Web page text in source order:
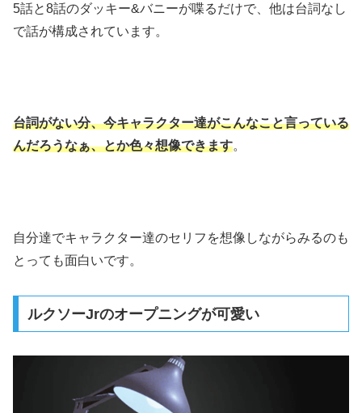
5話と8話のダッキー&バニーが喋るだけで、他は台詞なし
で話が構成されています。
台詞がない分、今キャラクター達がこんなこと言っている
んだろうなぁ、とか色々想像できます。
自分達でキャラクター達のセリフを想像しながらみるのも
とっても面白いです。
ルクソーJrのオープニングが可愛い